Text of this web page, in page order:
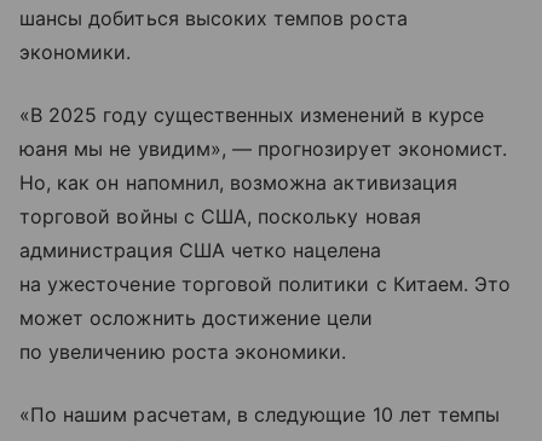
шансы добиться высоких темпов роста
экономики.
«В 2025 году существенных изменений в курсе
юаня мы не увидим», — прогнозирует экономист.
Но, как он напомнил, возможна активизация
торговой войны с США, поскольку новая
администрация США четко нацелена
на ужесточение торговой политики с Китаем. Это
может осложнить достижение цели
по увеличению роста экономики.
«По нашим расчетам, в следующие 10 лет темпы